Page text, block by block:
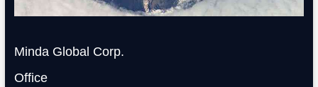
Minda Global Corp.
Office